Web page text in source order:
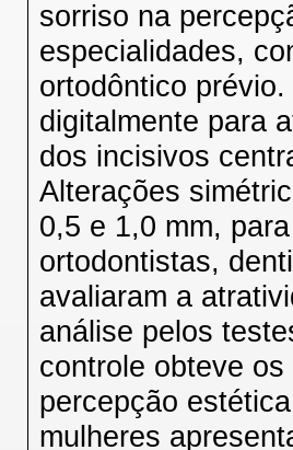
sorriso na
especialidades,
ortodôntico
digitalmente para
dos incisivos
Alterações
0,5 e 1,0 mm,
ortodontistas,
avaliaram a
análise pelos
controle obteve
percepção
mulheres